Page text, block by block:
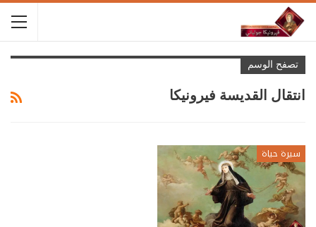
تصفح الوسم
انتقال القديسة فيرونيكا
سيرة حياة